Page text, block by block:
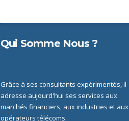
Qui Somme Nous ?
Grâce à ses consultants expérimentés, il
adresse aujourd'hui ses services aux
marchés financiers, aux industries et aux
opérateurs télécoms.